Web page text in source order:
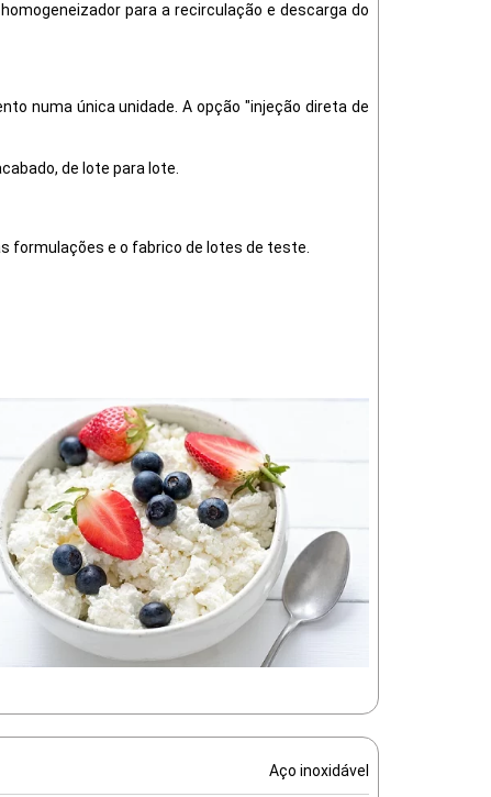
para a recirculação e descarga do
numa única unidade. A opção "injeção direta de
de lote para lote.
formulações e o fabrico de lotes de teste.
Aço inoxidável